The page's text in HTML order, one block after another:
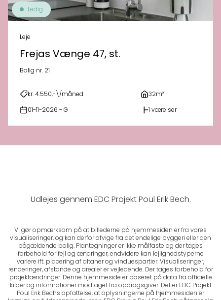
Ledig
Leje
Frejas Vænge 47, st.
Bolig nr. 21
kr. 4.550,-\/måned 32m²
01-11-2026 - G 1 værelser
Udlejes gennem EDC Projekt Poul Erik Bech.
Vi gør opmærksom på at billederne på hjemmesiden er fra vores
visualiseringer, og kan derfor afvige fra det endelige byggeri eller den
pågældende bolig. Plantegninger er ikke målfaste og der tages
forbehold for fejl og ændringer, endvidere kan lejlighedstyperne
variere ift. placering af altaner og vinduespartier. Visualiseringer,
renderinger, afstande og arealer er vejledende. Der tages forbehold for
projektændringer. Denne hjemmeside er baseret på data fra officielle
kilder og informationer modtaget fra opdragsgiver. Det er EDC Projekt
Poul Erik Bechs opfattelse, at oplysningerne på hjemmesiden er